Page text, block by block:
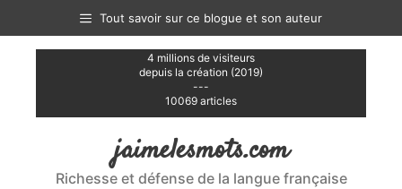
contenu
Tout savoir sur ce blogue et son auteur
4 millions de visiteurs
depuis la création (2019)
---
10069 articles
jaimelesmots.com
Richesse et défense de la langue française